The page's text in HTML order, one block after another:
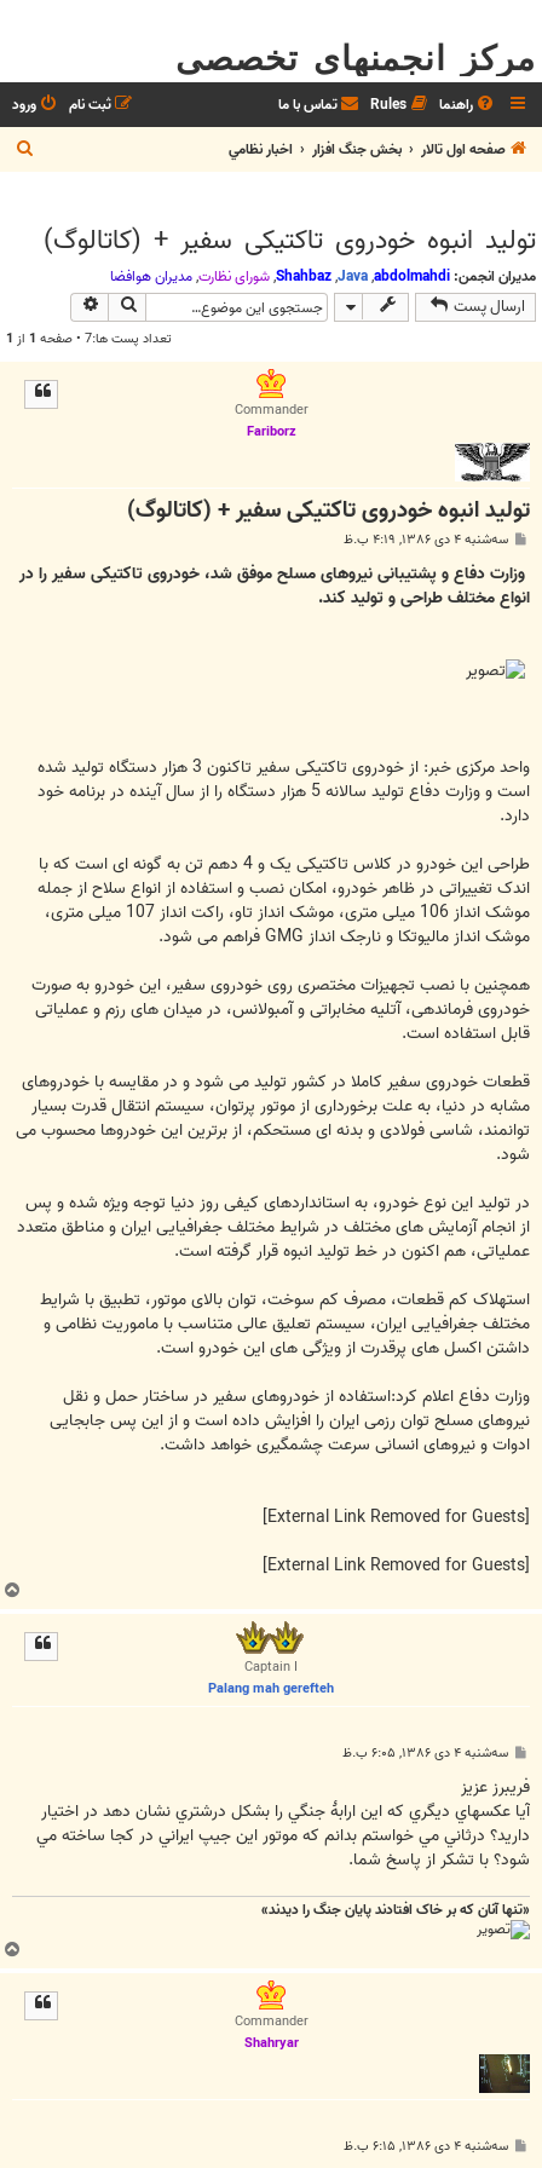
مرکز انجمنهای تخصصی
راهنما Rules تماس با ما ورود
ثبت نام
صفحه اول تالار
بخش جنگ افزار اخبار نظامي
س
تولید انبوه خودروی تاکتیکی سفیر + (کاتالوگ)
مدیران انجمن: abdolmahdi
,
Java
,
Shahbaz
,شوراي نظارت,مديران هوافضا
ارسال پست جستجو
تعداد پست ها:7 • صفحه 1 از 1
Commander
Fariborz
تولید انبوه خودروی تاکتیکی سفیر + (کاتالوگ)
ت
سه‌شنبه ۴ دی ۱۳۸۶, ۴:۱۹ ب.ظ
وزارت دفاع و پشتیبانی نیروهای مسلح موفق شد، خودروی تاکتیکی سفیر را در
انواع مختلف طراحی و تولید کند.
واحد مرکزی خبر: از خودروی تاکتیکی سفیر تاکنون 3 هزار دستگاه تولید شده
است و وزارت دفاع تولید سالانه 5 هزار دستگاه را از سال آینده در برنامه خود
دارد.
طراحی این خودرو در کلاس تاکتیکی یک و 4 دهم تن به گونه ای است که با
اندک تغییراتی در ظاهر خودرو، امکان نصب و استفاده از انواع سلاح از جمله
موشک انداز 106 میلی متری، موشک انداز تاو، راکت انداز 107 میلی متری،
موشک انداز مالیوتکا و نارجک انداز GMG فراهم می شود.
همچنین با نصب تجهیزات مختصری روی خودروی سفیر، این خودرو به صورت
خودروی فرماندهی، آتلیه مخابراتی و آمبولانس، در میدان های رزم و عملیاتی
قابل استفاده است.
قطعات خودروی سفیر کاملا در کشور تولید می شود و در مقایسه با خودروهای
مشابه در دنیا، به علت برخورداری از موتور پرتوان، سیستم انتقال قدرت بسیار
توانمند، شاسی فولادی و بدنه ای مستحکم، از برترین این خودروها محسوب می
شود.
در تولید این نوع خودرو، به استانداردهای کیفی روز دنیا توجه ویژه شده و پس
از انجام آزمایش های مختلف در شرایط مختلف جغرافیایی ایران و مناطق متعدد
عملیاتی، هم اکنون در خط تولید انبوه قرار گرفته است.
استهلاک کم قطعات، مصرف کم سوخت، توان بالای موتور، تطبیق با شرایط
مختلف جغرافیایی ایران، سیستم تعلیق عالی متناسب با ماموریت نظامی و
داشتن اکسل های پرقدرت از ویژگی های این خودرو است.
وزارت دفاع اعلام کرد:استفاده از خودروهای سفیر در ساختار حمل و نقل
نیروهای مسلح توان رزمی ایران را افزایش داده است و از این پس جابجایی
ادوات و نیروهای انسانی سرعت چشمگیری خواهد داشت.
[External Link Removed for Guests]
[External Link Removed for Guests]
Captain I
Palang mah gerefteh
ت
سه‌شنبه ۴ دی ۱۳۸۶, ۶:۰۵ ب.ظ
فريبرز عزيز
آيا عکسهاي ديگري که اين ارابۀ جنگي را بشکل درشتري نشان دهد در اختيار
داريد؟ درثاني مي خواستم بدانم که موتور اين جيپ ايراني در کجا ساخته مي
شود؟ با تشکر از پاسخ شما.
«تنها آنان که بر خاک افتادند پایان جنگ را دیدند»
Commander
Shahryar
سه‌شنبه ۴ دی ۱۳۸۶, ۶:۱۵ ب.ظ